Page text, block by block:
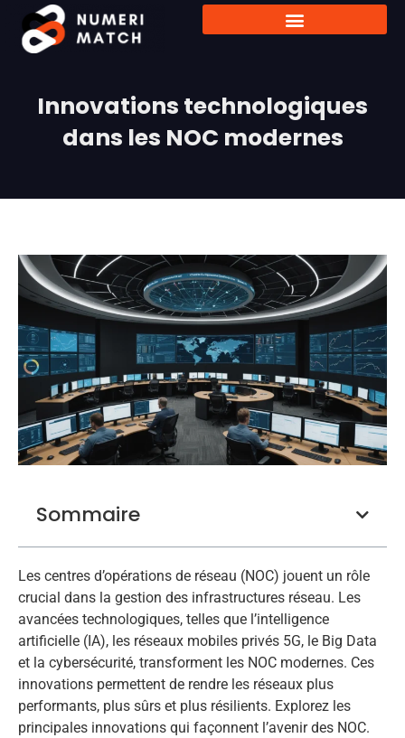
Innovations technologiques
dans les NOC modernes
Sommaire
Les centres d’opérations de réseau (NOC) jouent un rôle
crucial dans la gestion des infrastructures réseau. Les
avancées technologiques, telles que l’intelligence
artificielle (IA), les réseaux mobiles privés 5G, le Big Data
et la cybersécurité, transforment les NOC modernes. Ces
innovations permettent de rendre les réseaux plus
performants, plus sûrs et plus résilients. Explorez les
principales innovations qui façonnent l’avenir des NOC.